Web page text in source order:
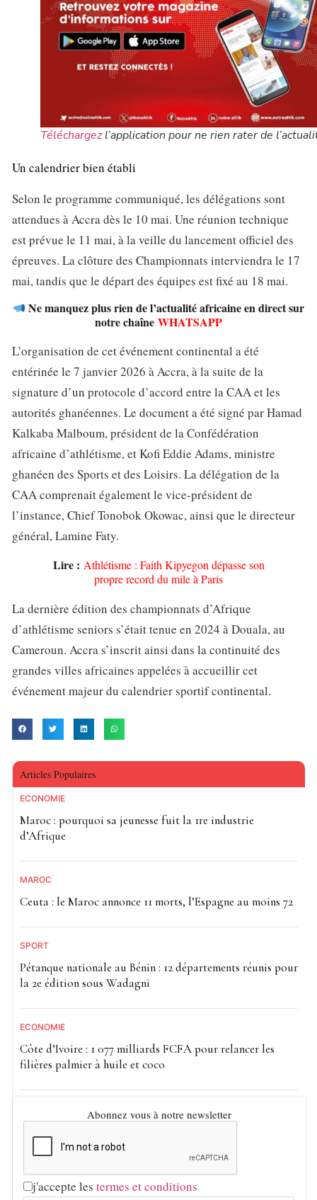
Téléchargezl’application pour ne rien rater de
Un calendrier bien établi
Selon le programme communiqué, les délégations sont
attendues à Accra dès le 10 mai. Une réunion technique
est prévue le 11 mai, à la veille du lancement officiel des
épreuves. La clôture des Championnats interviendra le 17
mai, tandis que le départ des équipes est fixé au 18 mai.
Ne manquez plus rien de l’actualité africaine en direct sur
notre chaîne WHATSAPP
L’organisation de cet événement continental a été
entérinée le 7 janvier 2026 à Accra, à la suite de la
signature d’un protocole d’accord entre la CAA et les
autorités ghanéennes. Le document a été signé par Hamad
Kalkaba Malboum, président de la Confédération
africaine d’athlétisme, et Kofi Eddie Adams, ministre
ghanéen des Sports et des Loisirs. La délégation de la
CAA comprenait également le vice-président de
l’instance, Chief Tonobok Okowac, ainsi que le directeur
général, Lamine Faty.
Lire : Athlétisme : Faith Kipyegon dépasse son
propre record du mile à Paris
La dernière édition des championnats d’Afrique
d’athlétisme seniors s’était tenue en 2024 à Douala, au
Cameroun. Accra s’inscrit ainsi dans la continuité des
grandes villes africaines appelées à accueillir cet
événement majeur du calendrier sportif continental.
Articles Populaires
ECONOMIE
Maroc : pourquoi sa jeunesse fuit la 1re industrie
d’Afrique
MAROC
Ceuta : le Maroc annonce 11 morts, l’Espagne au moins 72
SPORT
Pétanque nationale au Bénin : 12 départements réunis pour
la 2e édition sous Wadagni
ECONOMIE
Côte d’Ivoire : 1 077 milliards FCFA pour relancer les
filières palmier à huile et coco
Abonnez vous à notre newsletter
j'accepte les termes et conditions